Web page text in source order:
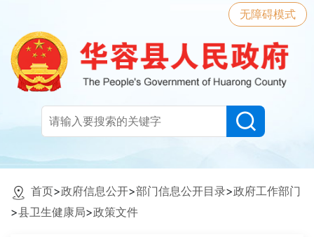
无障碍模式
首页>政府信息公开>部门信息公开目录>政府工作部门
>县卫生健康局>政策文件